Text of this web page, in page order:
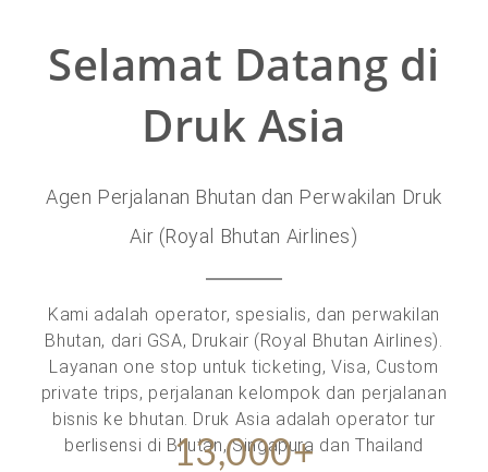
Selamat Datang di
Druk Asia
Agen Perjalanan Bhutan dan Perwakilan Druk
Air (Royal Bhutan Airlines)
Kami adalah operator, spesialis, dan perwakilan
Bhutan, dari GSA, Drukair (Royal Bhutan Airlines).
Layanan one stop untuk ticketing, Visa, Custom
private trips, perjalanan kelompok dan perjalanan
bisnis ke bhutan. Druk Asia adalah operator tur
berlisensi di Bhutan, Singapura dan Thailand
13,000+